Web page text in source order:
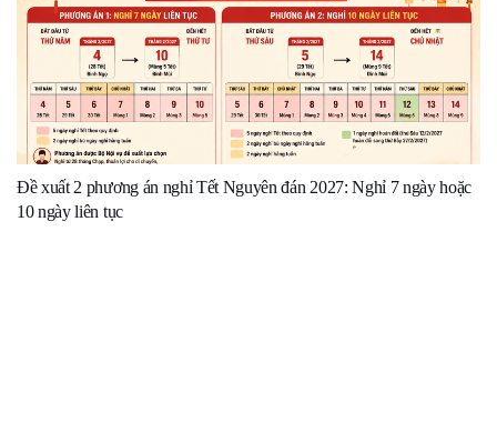
Đề xuất 2 phương án nghỉ Tết Nguyên đán 2027: Nghỉ 7 ngày hoặc
10 ngày liên tục